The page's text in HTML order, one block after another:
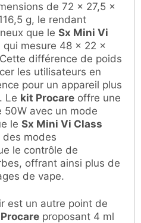
de 72 x 27,5 x
g, le rendant
que le Sx Mini Vi
qui mesure 48 x 22 x
différence de poids
les utilisateurs en
pour un appareil plus
Le kit Procare offre une
50W avec un mode
le Sx Mini Vi Class
modes
le contrôle de
offrant ainsi plus de
de vape.
est un autre point de
proposant 4 ml